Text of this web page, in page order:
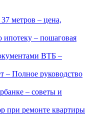
метров – цена,
– пошаговая
ВТБ –
– Полное руководство
– советы и
при ремонте квартиры